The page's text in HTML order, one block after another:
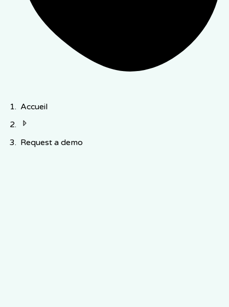
Accueil
Request a demo